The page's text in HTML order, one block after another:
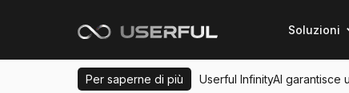
Soluzioni
Per saperne di più Userful InfinityAI